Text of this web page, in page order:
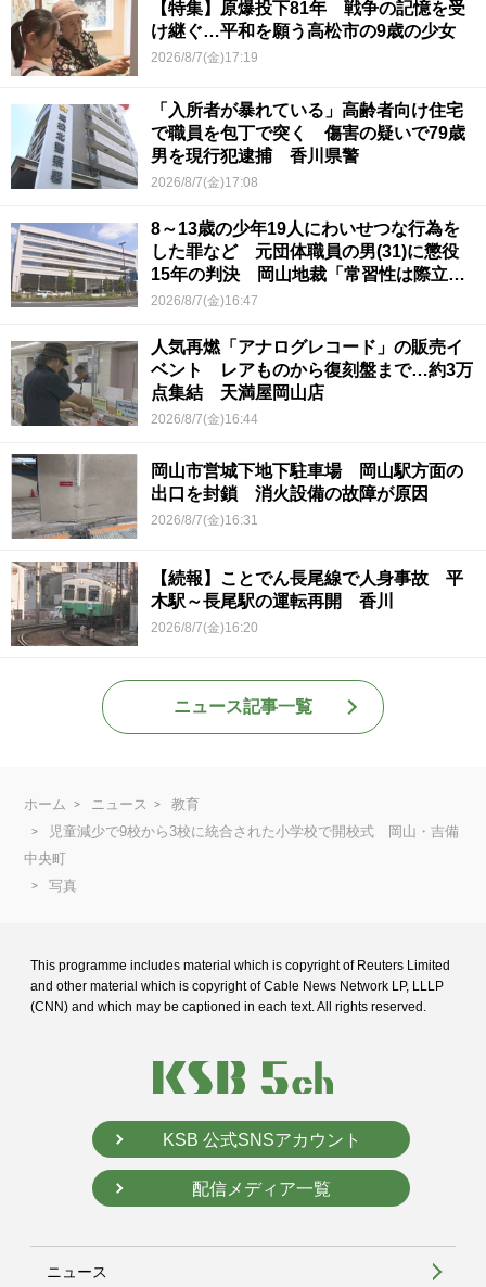
【特集】原爆投下81年 戦争の記憶を受
け継ぐ…平和を願う高松市の9歳の少女
2026/8/7(金)17:19
「入所者が暴れている」高齢者向け住宅
で職員を包丁で突く 傷害の疑いで79歳
男を現行犯逮捕 香川県警
2026/8/7(金)17:08
8～13歳の少年19人にわいせつな行為を
した罪など 元団体職員の男(31)に懲役
15年の判決 岡山地裁「常習性は際立っ
ていて被害結果も非常に重い」
2026/8/7(金)16:47
人気再燃「アナログレコード」の販売イ
ベント レアものから復刻盤まで…約3万
点集結 天満屋岡山店
2026/8/7(金)16:44
岡山市営城下地下駐車場 岡山駅方面の
出口を封鎖 消火設備の故障が原因
2026/8/7(金)16:31
【続報】ことでん長尾線で人身事故 平
木駅～長尾駅の運転再開 香川
2026/8/7(金)16:20
ニュース記事一覧
ホーム ニュース
教育
児童減少で9校から3校に統合された小学校で開校式 岡山・吉備
中央町
写真
This programme includes material which is copyright of Reuters Limited
and other material which is copyright of Cable News Network LP, LLLP
(CNN) and which may be captioned in each text. All rights reserved.
KSB 公式SNSアカウント
配信メディア一覧
ニュース